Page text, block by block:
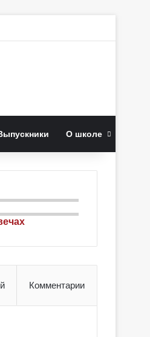
О школе
Комментарии